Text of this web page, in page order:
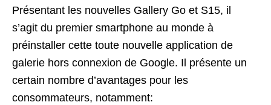
Présentant les nouvelles Gallery Go et S15, il
s’agit du premier smartphone au monde à
préinstaller cette toute nouvelle application de
galerie hors connexion de Google. Il présente un
certain nombre d’avantages pour les
consommateurs, notamment: